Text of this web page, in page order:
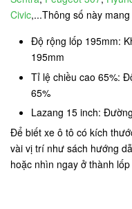
Civic,...Thông số này
Độ rộng lốp 195mm:
195mm
Tỉ lệ chiều cao 65%:
65%
Lazang 15 inch:
Để biết xe ô tô có kích
vài vị trí như sách hướng
hoặc nhìn ngay ở thành lốp